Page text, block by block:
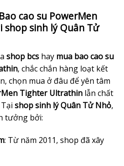
cao su PowerMen
sinh lý Quân Tử
shop bcs hay mua bao cao su
, chắc chắn hàng loạt kết
chọn mua ở đâu để yên tâm
Tighter Ultrathin lẫn chất
shop sinh lý Quân Tử Nhỏ,
tưởng bởi:
: Từ năm 2011, shop đã xây